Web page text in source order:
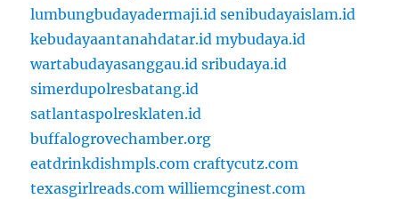
lumbungbudayadermaji.id senibudayaislam.id
kebudayaantanahdatar.id mybudaya.id
wartabudayasanggau.id sribudaya.id
simerdupolresbatang.id
satlantaspolresklaten.id
buffalogrovechamber.org
eatdrinkdishmpls.com craftycutz.com
texasgirlreads.com williemcginest.com